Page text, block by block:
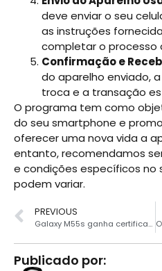
deve enviar o seu
as instruções
completar o processo
Confirmação e
do aparelho enviado,
troca e a transação
O programa tem como
do seu smartphone e
oferecer uma nova vida a
entanto, recomendamos
e condições específicos no
podem variar.
PREVIOUS
Galaxy M55s ganha certificação indicando lançamento próximo
Publicado por: